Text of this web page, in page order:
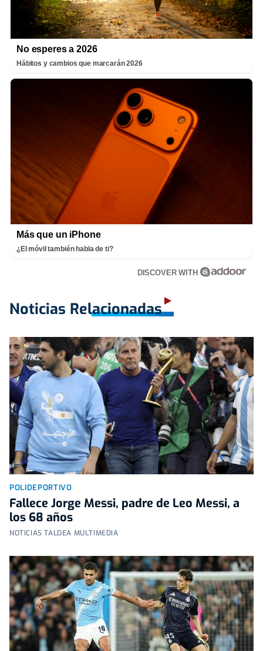
No esperes a 2026
Hábitos y cambios que marcarán 2026
Más que un iPhone
¿El móvil también habla de ti?
DISCOVER WITH
Noticias Relacionadas
POLIDEPORTIVO
Fallece Jorge Messi, padre de Leo Messi, a
los 68 años
NOTICIAS TALDEA MULTIMEDIA